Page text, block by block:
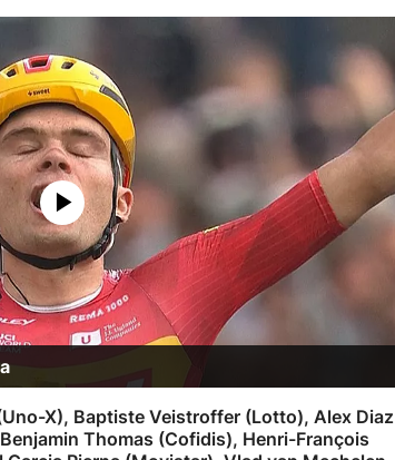
X), Baptiste Veistroffer (Lotto), Alex Diaz
Thomas (Cofidis), Henri-François